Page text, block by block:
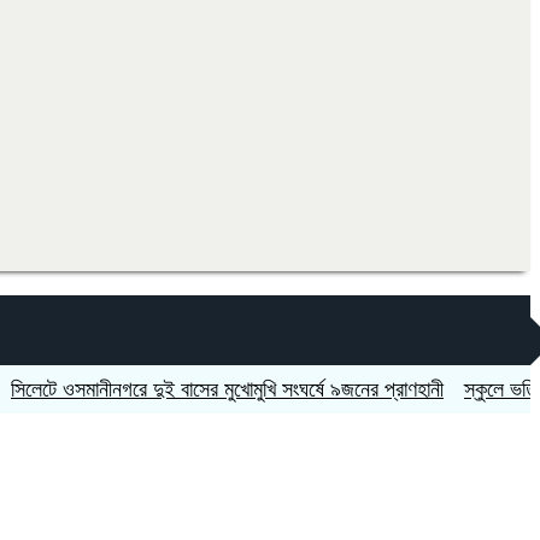
ওসমানীনগরে দুই বাসের মুখোমুখি সংঘর্ষে ৯জনের প্রাণহানী স্কুলে ভর্তিতে